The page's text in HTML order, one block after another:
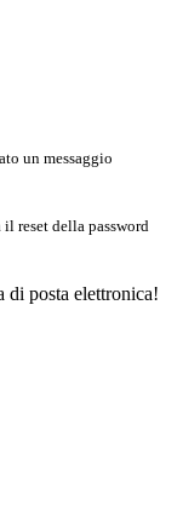
un messaggio
reset della password
di posta elettronica!